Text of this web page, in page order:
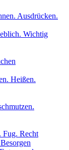
Ausdrücken.
Wichtig
Heißen.
Fug. Recht